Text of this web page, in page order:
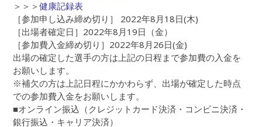
＞＞＞健康記録表
［参加申し込み締め切り］ 2022年8月18日(木)
［出場者確定日］2022年8月19日（金）
［参加費入金締め切り］2022年8月26日(金)
出場の確定した選手の方は上記の日程まで参加費の入金を
お願いします。
※補欠の方は上記日程にかかわらず、出場が確定した時点
での参加費入金をお願いします。
■オンライン振込（クレジットカード決済・コンビニ決済・
銀行振込・キャリア決済）